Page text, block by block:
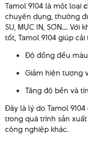
Tamol 9104 là một loại
chuyên dụng, thường
SU, MỰC IN, SƠN....
tốt, Tamol 9104 giúp cải
Độ đồng đều
Giảm hiện tượng
Tăng độ bền và
Đây là lý do Tamol
trong quá trình sản
công nghiệp khác.